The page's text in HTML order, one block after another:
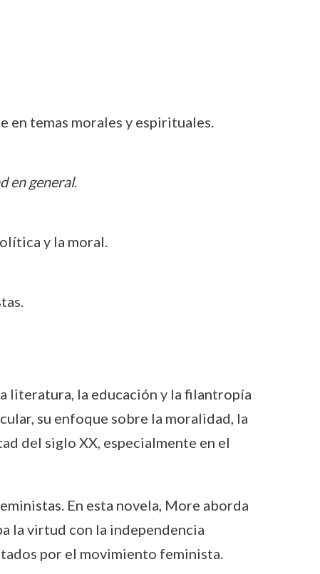
en temas morales y espirituales.
en general.
y la moral.
literatura, la educación y la filantropía
su enfoque sobre la moralidad, la
del siglo XX, especialmente en el
En esta novela, More aborda
la virtud con la independencia
por el movimiento feminista.